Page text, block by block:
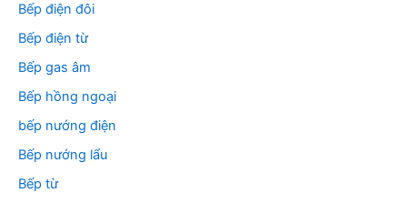
Bếp điện đôi
Bếp điện từ
Bếp gas âm
Bếp hồng ngoại
bếp nướng điện
Bếp nướng lẩu
Bếp từ